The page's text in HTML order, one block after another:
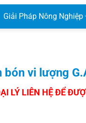
Giải Pháp Nông Nghiệp
bón vi lượng